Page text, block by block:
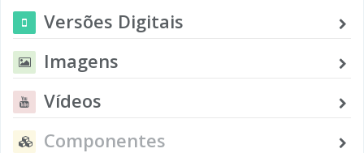
Versões Digitais
Imagens
Vídeos
Componentes